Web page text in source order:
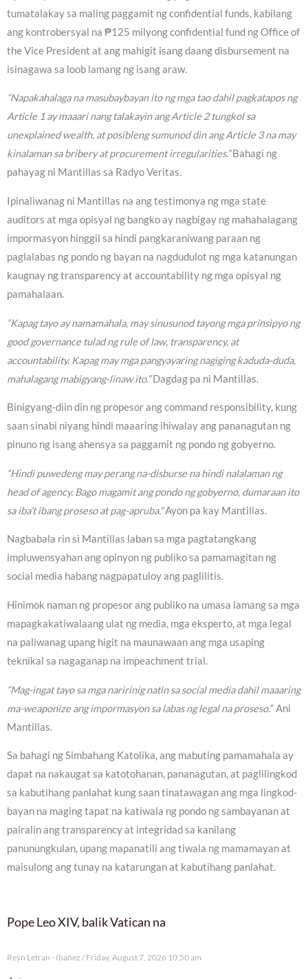
tumatalakay sa maling paggamit ng confidential funds, kabilang
ang kontrobersyal na ₱125 milyong confidential fund ng Office of
the Vice President at ang mahigit isang daang disbursement na
isinagawa sa loob lamang ng isang araw.
“Napakahalaga na masubaybayan ito ng mga tao dahil pagkatapos ng
Article 1 ay maaari nang talakayin ang Article 2 tungkol sa
unexplained wealth, at posibleng sumunod din ang Article 3 na may
kinalaman sa bribery at procurement irregularities.”Bahagi ng
pahayag ni Mantillas sa Radyo Veritas.
Ipinaliwanag ni Mantillas na ang testimonya ng mga state
auditors at mga opisyal ng bangko ay nagbigay ng mahahalagang
impormasyon hinggil sa hindi pangkaraniwang paraan ng
paglalabas ng pondo ng bayan na nagdudulot ng mga katanungan
kaugnay ng transparency at accountability ng mga opisyal ng
pamahalaan.
“Kapag tayo ay namamahala, may sinusunod tayong mga prinsipyo ng
good governance tulad ng rule of law, transparency, at
accountability. Kapag may mga pangyayaring nagiging kaduda-duda,
mahalagang mabigyang-linaw ito.”Dagdag pa ni Mantillas.
Binigyang-diin din ng propesor ang command responsibility, kung
saan sinabi niyang hindi maaaring ihiwalay ang pananagutan ng
pinuno ng isang ahensya sa paggamit ng pondo ng gobyerno.
“Hindi puwedeng may perang na-disburse na hindi nalalaman ng
head of agency. Bago magamit ang pondo ng gobyerno, dumaraan ito
sa iba’t ibang proseso at pag-apruba.”Ayon pa kay Mantillas.
Nagbabala rin si Mantillas laban sa mga pagtatangkang
impluwensyahan ang opinyon ng publiko sa pamamagitan ng
social media habang nagpapatuloy ang paglilitis.
Hinimok naman ng propesor ang publiko na umasa lamang sa mga
mapagkakatiwalaang ulat ng media, mga eksperto, at mga legal
na paliwanag upang higit na maunawaan ang mga usaping
teknikal sa nagaganap na impeachment trial.
“Mag-ingat tayo sa mga naririnig natin sa social media dahil maaaring
ma-weaponize ang impormasyon sa labas ng legal na proseso.” Ani
Mantillas.
Sa bahagi ng Simbahang Katolika, ang mabuting pamamahala ay
dapat na nakaugat sa katotohanan, pananagutan, at paglilingkod
sa kabutihang panlahat kung saan tinatawagan ang mga lingkod-
bayan na maging tapat na katiwala ng pondo ng sambayanan at
pairalin ang transparency at integridad sa kanilang
panunungkulan, upang mapanatili ang tiwala ng mamamayan at
maisulong ang tunay na katarungan at kabutihang panlahat.
Pope Leo XIV, balik Vatican na
Reyn Letran - Ibañez Friday, August 7, 2026 10:50 am